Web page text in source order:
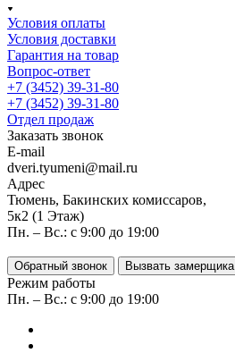
Условия оплаты
Условия доставки
Гарантия на товар
Вопрос-ответ
+7 (3452) 39-31-80
+7 (3452) 39-31-80
Отдел продаж
Заказать звонок
E-mail
dveri.tyumeni@mail.ru
Адрес
Тюмень, Бакинских комиссаров,
5к2 (1 Этаж)
Пн. – Вс.: с 9:00 до 19:00
Обратный звонок Вызвать замерщика
Режим работы
Пн. – Вс.: с 9:00 до 19:00